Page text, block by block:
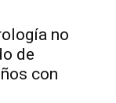
no
de
con